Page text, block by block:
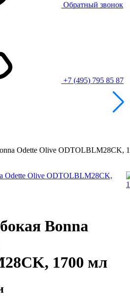
Обратный звонок
+7 (495) 795 85 87
Odette Olive ODTOLBLM28CK,
Bonna
1700 мл